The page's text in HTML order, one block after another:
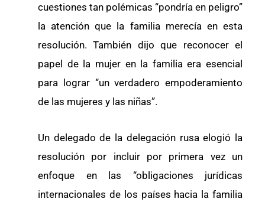
cuestiones tan polémicas “pondría en peligro”
la atención que la familia merecía en esta
resolución. También dijo que reconocer el
papel de la mujer en la familia era esencial
para lograr “un verdadero empoderamiento
de las mujeres y las niñas”.
Un delegado de la delegación rusa elogió la
resolución por incluir por primera vez un
enfoque en las “obligaciones jurídicas
internacionales de los países hacia la familia